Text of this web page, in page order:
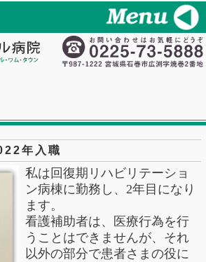
年入職
私は回復期リハビリテーショ
ン病棟に勤務し、 2年目になり
ます。
看護補助者は、医療行為を行
うことはできませんが、それ
以外の部分で患者さまの役に